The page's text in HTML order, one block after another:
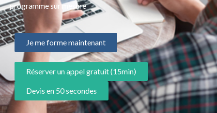
programme sur mesure
Je me forme maintenant
Réserver un appel gratuit (15min)
Devis en 50 secondes